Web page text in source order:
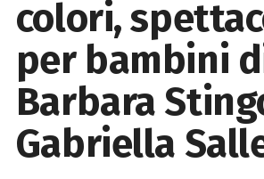
colori,
per bambini
Barbara
Gabriella